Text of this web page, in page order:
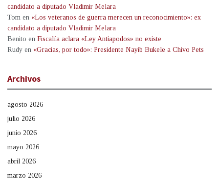
candidato a diputado Vladimir Melara
Tom en «Los veteranos de guerra merecen un reconocimiento»: ex
candidato a diputado Vladimir Melara
Benito en Fiscalía aclara «Ley Antiapodos» no existe
Rudy en «Gracias, por todo»: Presidente Nayib Bukele a Chivo Pets
Archivos
agosto 2026
julio 2026
junio 2026
mayo 2026
abril 2026
marzo 2026